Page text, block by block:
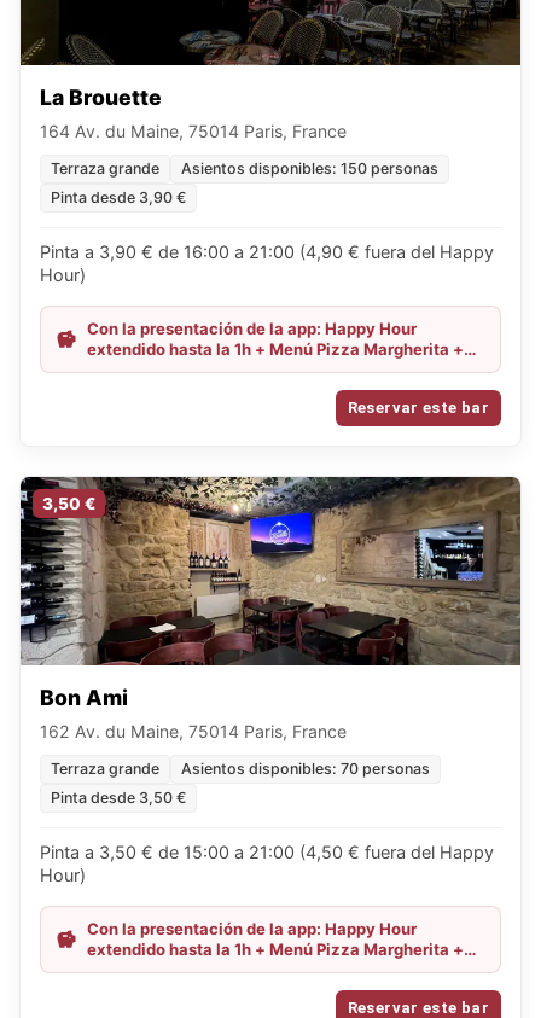
La Brouette
164 Av. du Maine, 75014 Paris, France
Terraza grande
Asientos disponibles: 150 personas
Pinta desde 3,90 €
Pinta a 3,90 € de 16:00 a 21:00 (4,90 € fuera del Happy
Hour)
Con la presentación de la app: Happy Hour
extendido hasta la 1h + Menú Pizza Margherita +
pinta por 11,50€
Reservar este bar
3,50 €
Bon Ami
162 Av. du Maine, 75014 Paris, France
Terraza grande
Asientos disponibles: 70 personas
Pinta desde 3,50 €
Pinta a 3,50 € de 15:00 a 21:00 (4,50 € fuera del Happy
Hour)
Con la presentación de la app: Happy Hour
extendido hasta la 1h + Menú Pizza Margherita +
pinta por 11,50€
Reservar este bar